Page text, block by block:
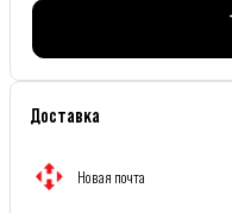
Доставка
Новая почта